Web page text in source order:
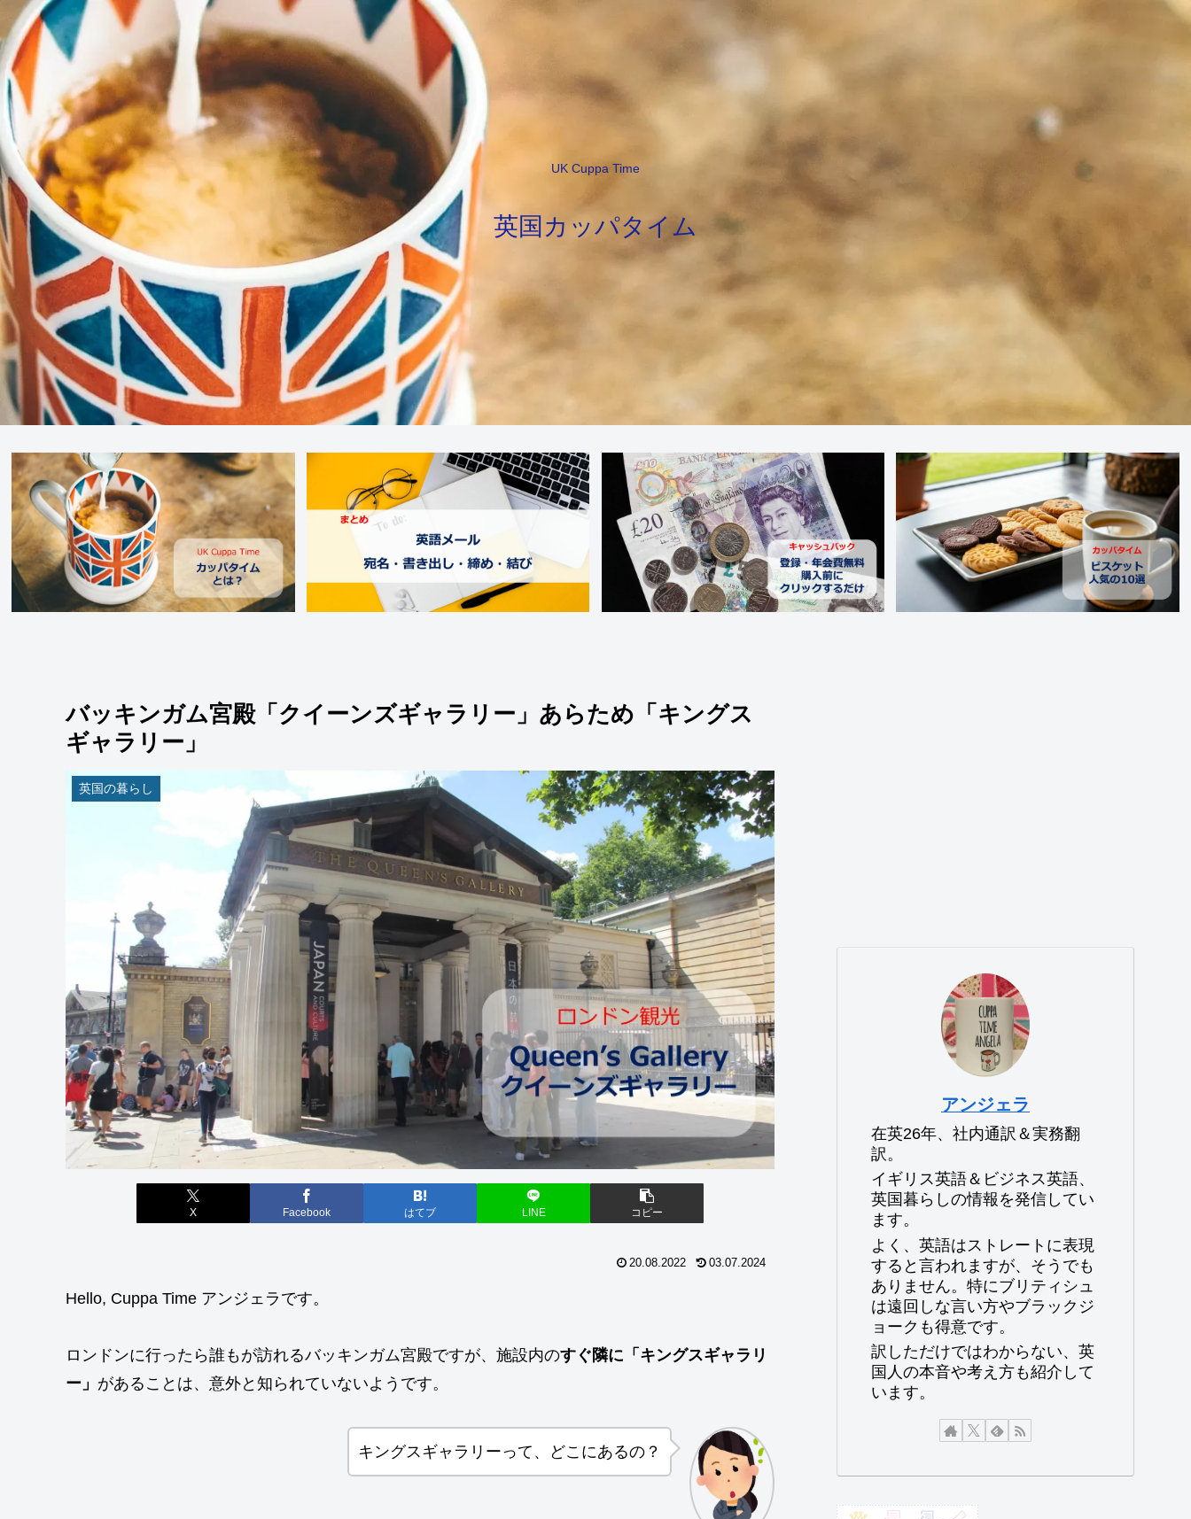
UK Cuppa Time
英国カッパタイム
バッキンガム宮殿「クイーンズギャラリー」あらため「キングス
ギャラリー」
英国の暮らし
X Facebook はてブ LINE コピー
20.08.2022 03.07.2024
Hello, Cuppa Time アンジェラです。
ロンドンに行ったら誰もが訪れるバッキンガム宮殿ですが、施設内のすぐ隣に「キングスギャラリ
ー」 があることは、意外と知られていないようです。
キングスギャラリーって、どこにあるの？
アンジェラ
在英26年、社内通訳＆実務翻
訳。
イギリス英語＆ビジネス英語、
英国暮らしの情報を発信してい
ます。
よく、英語はストレートに表現
すると言われますが、そうでも
ありません。特にブリティシュ
は遠回しな言い方やブラックジ
ョークも得意です。
訳しただけではわからない、英
国人の本音や考え方も紹介して
います。